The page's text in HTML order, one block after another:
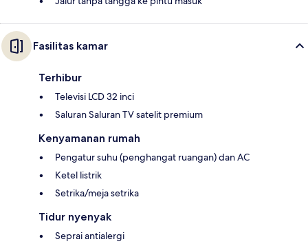
Fasilitas kamar
Terhibur
Televisi LCD 32 inci
Saluran Saluran TV satelit premium
Kenyamanan rumah
Pengatur suhu (penghangat ruangan) dan AC
Ketel listrik
Setrika/meja setrika
Tidur nyenyak
Seprai antialergi